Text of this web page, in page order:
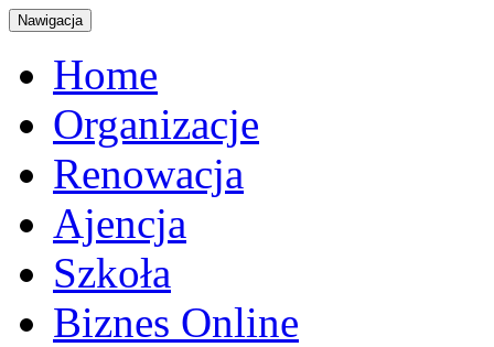
Nawigacja
Home
Organizacje
Renowacja
Ajencja
Szkoła
Biznes Online